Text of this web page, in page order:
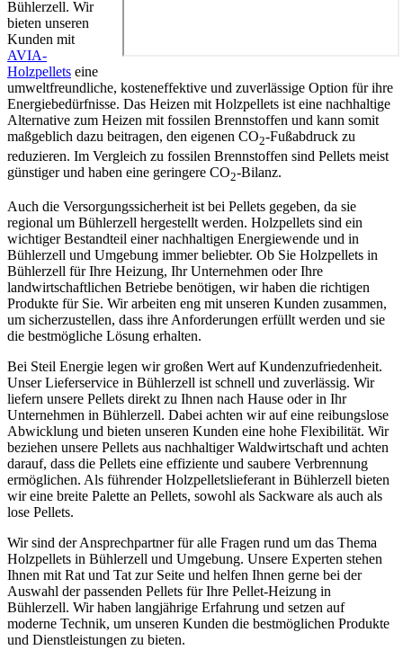
Bühlerzell. Wir
bieten unseren
Kunden mit
AVIA-
Holzpellets eine
umweltfreundliche, kosteneffektive und zuverlässige Option für ihre
Energiebedürfnisse. Das Heizen mit Holzpellets ist eine nachhaltige
Alternative zum Heizen mit fossilen Brennstoffen und kann somit
maßgeblich dazu beitragen, den eigenen CO2-Fußabdruck zu
reduzieren. Im Vergleich zu fossilen Brennstoffen sind Pellets meist
günstiger und haben eine geringere CO2-Bilanz.
Auch die Versorgungssicherheit ist bei Pellets gegeben, da sie
regional um Bühlerzell hergestellt werden. Holzpellets sind ein
wichtiger Bestandteil einer nachhaltigen Energiewende und in
Bühlerzell und Umgebung immer beliebter. Ob Sie Holzpellets in
Bühlerzell für Ihre Heizung, Ihr Unternehmen oder Ihre
landwirtschaftlichen Betriebe benötigen, wir haben die richtigen
Produkte für Sie. Wir arbeiten eng mit unseren Kunden zusammen,
um sicherzustellen, dass ihre Anforderungen erfüllt werden und sie
die bestmögliche Lösung erhalten.
Bei Steil Energie legen wir großen Wert auf Kundenzufriedenheit.
Unser Lieferservice in Bühlerzell ist schnell und zuverlässig. Wir
liefern unsere Pellets direkt zu Ihnen nach Hause oder in Ihr
Unternehmen in Bühlerzell. Dabei achten wir auf eine reibungslose
Abwicklung und bieten unseren Kunden eine hohe Flexibilität. Wir
beziehen unsere Pellets aus nachhaltiger Waldwirtschaft und achten
darauf, dass die Pellets eine effiziente und saubere Verbrennung
ermöglichen. Als führender Holzpelletslieferant in Bühlerzell bieten
wir eine breite Palette an Pellets, sowohl als Sackware als auch als
lose Pellets.
Wir sind der Ansprechpartner für alle Fragen rund um das Thema
Holzpellets in Bühlerzell und Umgebung. Unsere Experten stehen
Ihnen mit Rat und Tat zur Seite und helfen Ihnen gerne bei der
Auswahl der passenden Pellets für Ihre Pellet-Heizung in
Bühlerzell. Wir haben langjährige Erfahrung und setzen auf
moderne Technik, um unseren Kunden die bestmöglichen Produkte
und Dienstleistungen zu bieten.